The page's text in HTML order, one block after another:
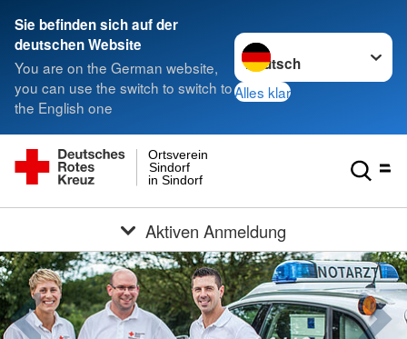
Sie befinden sich auf der
deutschen Website
You are on the German website,
you can use the switch to switch to
the English one
Sprache wechseln zu
Alles klar
in Sindorf
Sindorf
Ortsverein
Aktiven Anmeldung